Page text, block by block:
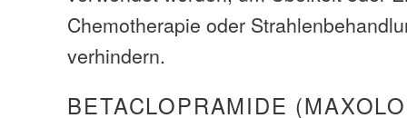
Chemotherapie oder
verhindern.
BETACLOPRAMIDE